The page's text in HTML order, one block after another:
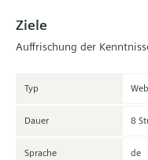
Ziele
Auffrischung der
Typ
Dauer 8
Sprache de